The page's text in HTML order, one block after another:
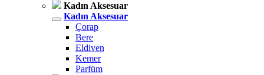
Kadın Aksesuar
Kadın Aksesuar
Çorap
Bere
Eldiven
Kemer
Parfüm